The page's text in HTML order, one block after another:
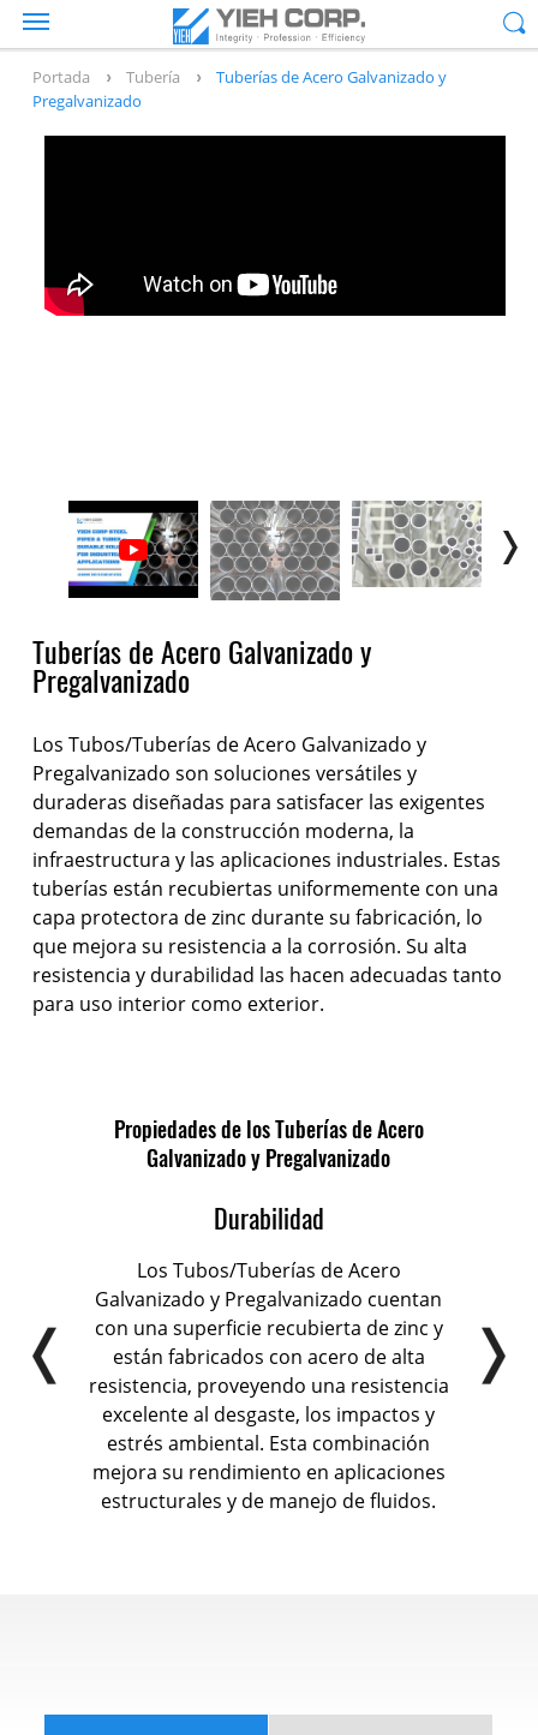
Portada Tubería
Tuberías de Acero Galvanizado y
Pregalvanizado
Tuberías de Acero Galvanizado y
Pregalvanizado
Los Tubos/Tuberías de Acero Galvanizado y
Pregalvanizado son soluciones versátiles y
duraderas diseñadas para satisfacer las exigentes
demandas de la construcción moderna, la
infraestructura y las aplicaciones industriales. Estas
tuberías están recubiertas uniformemente con una
capa protectora de zinc durante su fabricación, lo
que mejora su resistencia a la corrosión. Su alta
resistencia y durabilidad las hacen adecuadas tanto
para uso interior como exterior.
Propiedades de los Tuberías de Acero
Galvanizado y Pregalvanizado
Durabilidad
Los Tubos/Tuberías de Acero
Galvanizado y Pregalvanizado cuentan
con una superficie recubierta de zinc y
están fabricados con acero de alta
resistencia, proveyendo una resistencia
excelente al desgaste, los impactos y
estrés ambiental. Esta combinación
mejora su rendimiento en aplicaciones
estructurales y de manejo de fluidos.